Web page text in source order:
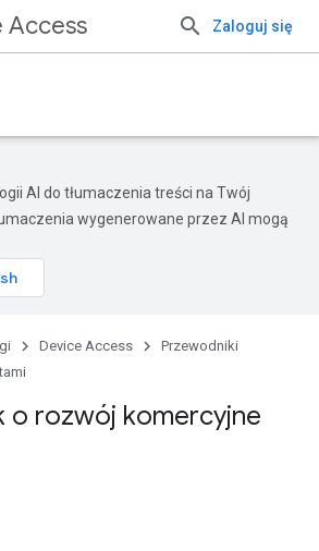
Access Zaloguj się
AI do tłumaczenia treści na Twój
wygenerowane przez AI mogą
Device Access
Przewodniki
o rozwój komercyjne